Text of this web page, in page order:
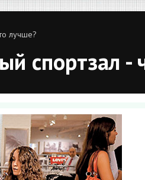
лучше?
спортзал -